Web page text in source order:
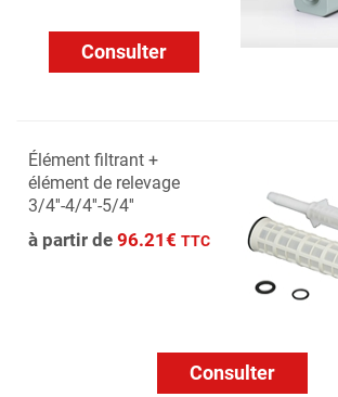
Consulter
Élément filtrant +
élément de relevage
3/4''-4/4''-5/4''
à partir de 96.21€ TTC
Consulter